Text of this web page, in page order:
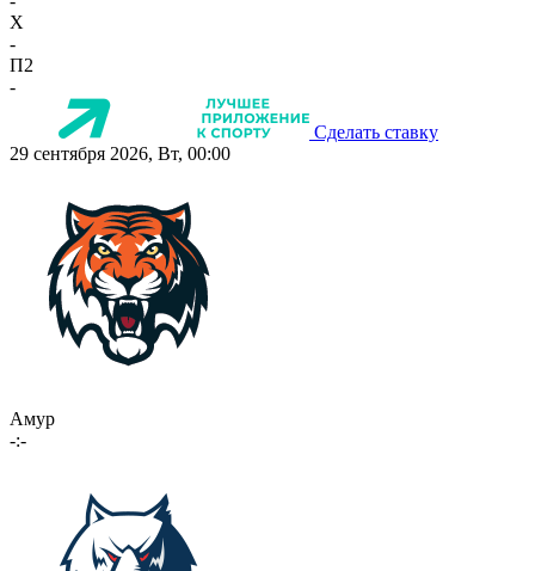
X
-
П2
-
Сделать ставку
29 сентября 2026, Вт, 00:00
Амур
-:-